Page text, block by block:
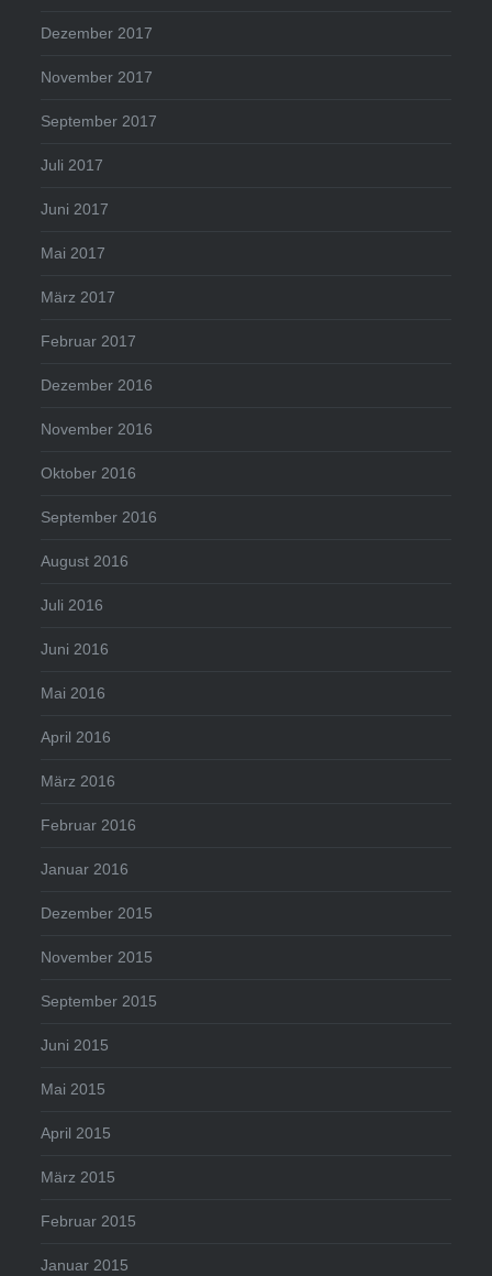
Dezember 2017
November 2017
September 2017
Juli 2017
Juni 2017
Mai 2017
März 2017
Februar 2017
Dezember 2016
November 2016
Oktober 2016
September 2016
August 2016
Juli 2016
Juni 2016
Mai 2016
April 2016
März 2016
Februar 2016
Januar 2016
Dezember 2015
November 2015
September 2015
Juni 2015
Mai 2015
April 2015
März 2015
Februar 2015
Januar 2015